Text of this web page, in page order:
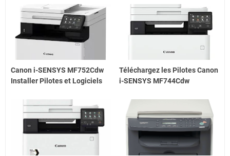
Canon i-SENSYS MF752Cdw
Installer Pilotes et Logiciels
Téléchargez les Pilotes Canon
i-SENSYS MF744Cdw